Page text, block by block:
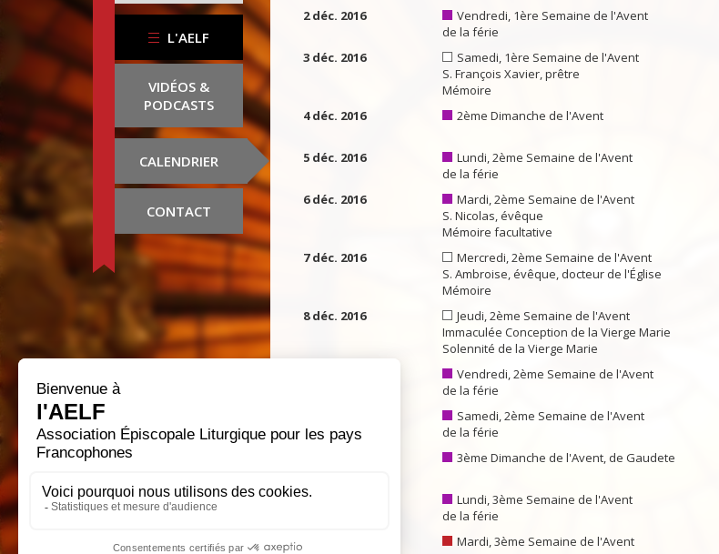
L'AELF
VIDÉOS &
PODCASTS
CALENDRIER
CONTACT
2 déc. 2016
Vendredi, 1ère Semaine de l'Avent
de la férie
3 déc. 2016
Samedi, 1ère Semaine de l'Avent
S. François Xavier, prêtre
Mémoire
4 déc. 2016 2ème Dimanche de l'Avent
5 déc. 2016
Lundi, 2ème Semaine de l'Avent
de la férie
6 déc. 2016
Mardi, 2ème Semaine de l'Avent
S. Nicolas, évêque
Mémoire facultative
7 déc. 2016
Mercredi, 2ème Semaine de l'Avent
S. Ambroise, évêque, docteur de l'Église
Mémoire
8 déc. 2016
Jeudi, 2ème Semaine de l'Avent
Immaculée Conception de la Vierge Marie
Solennité de la Vierge Marie
Vendredi, 2ème Semaine de l'Avent
de la férie
Samedi, 2ème Semaine de l'Avent
de la férie
3ème Dimanche de l'Avent, de Gaudete
12 déc. 2016
Lundi, 3ème Semaine de l'Avent
de la férie
Mardi, 3ème Semaine de l'Avent